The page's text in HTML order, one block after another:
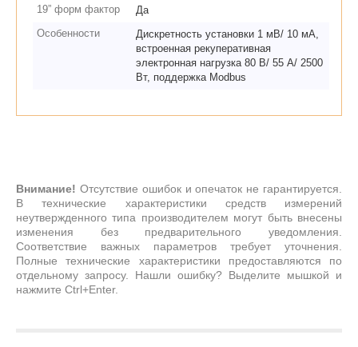
19” форм фактор
Да
Особенности
Дискретность установки 1 мВ/ 10 мА,
встроенная рекуперативная
электронная нагрузка 80 В/ 55 А/ 2500
Вт, поддержка Modbus
Внимание! Отсутствие ошибок и опечаток не гарантируется.
В технические характеристики средств измерений
неутвержденного типа производителем могут быть внесены
изменения без предварительного уведомления.
Соответствие важных параметров требует уточнения.
Полные технические характеристики предоставляются по
отдельному запросу. Нашли ошибку? Выделите мышкой и
нажмите Ctrl+Enter.